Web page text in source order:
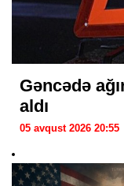
Gəncədə
aldı
05 avqust 2026 20:55